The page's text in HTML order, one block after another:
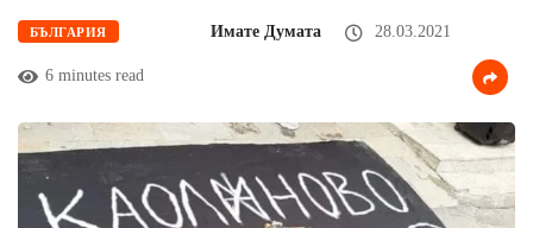
БЪЛГАРИЯ Имате Думата 28.03.2021
6 minutes read